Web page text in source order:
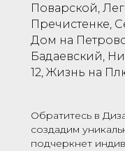
Поварской,
Пречистенке,
Дом на
Бадаевский,
12, Жизнь на
Обратитесь в
создадим
подчеркнет